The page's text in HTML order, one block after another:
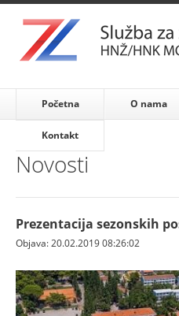
Početna O nama
Kontakt
Novosti
Prezentacija sezonskih
Objava: 20.02.2019 08:26:02